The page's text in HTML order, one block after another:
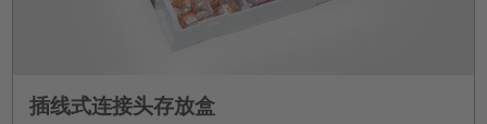
插线式连接头存放盒